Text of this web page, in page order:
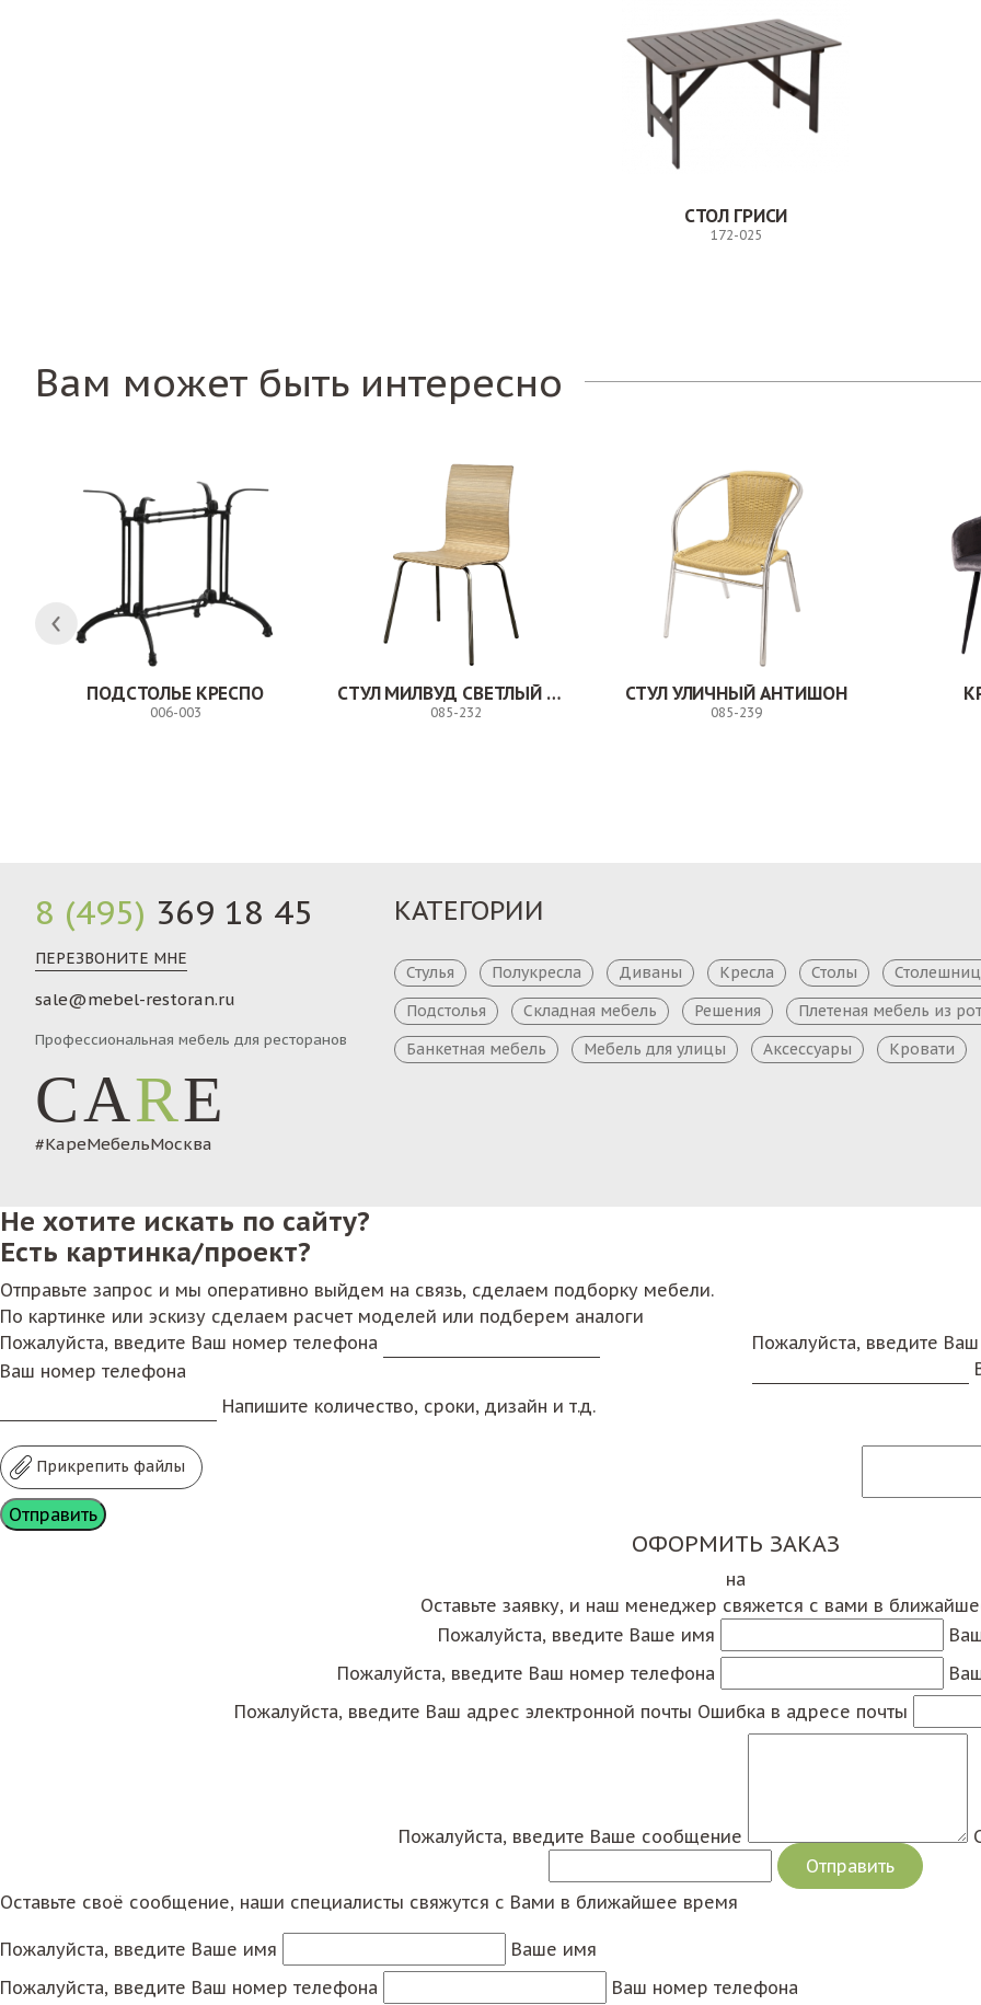
СТОЛ ГРИСИ
172-025
Вам может быть интересно
ПОДСТОЛЬЕ КРЕСПО
006-003
СТУЛ МИЛВУД СВЕТЛЫЙ ШЕЛК
085-232
СТУЛ УЛИЧНЫЙ АНТИШОН
085-239
8 (495) 369 18 45
ПЕРЕЗВОНИТЕ МНЕ
sale@mebel-restoran.ru
Профессиональная мебель для ресторанов
CARE
#КареМебельМосква
КАТЕГОРИИ
Стулья Полукресла Диваны Кресла Столы
Подстолья
Складная мебель Решения
Плетеная мебель из
Банкетная мебель
Мебель для улицы Аксессуары Кровати
Не хотите искать по сайту?
Есть картинка/проект?
Отправьте запрос и мы оперативно выйдем на связь, сделаем подборку мебели.
По картинке или эскизу сделаем расчет моделей или подберем аналоги
Пожалуйста, введите Ваш номер телефона
Ваш номер телефона
Пожалуйста, введите
Напишите количество, сроки, дизайн и т.д.
Прикрепить файлы
ОФОРМИТЬ ЗАКАЗ
на
Оставьте заявку, и наш менеджер свяжется с вами в
Пожалуйста, введите Ваше имя
Пожалуйста, введите Ваш номер телефона
Пожалуйста, введите Ваш адрес электронной почты Ошибка в адресе почты
Пожалуйста, введите Ваше сообщение
Оставьте своё сообщение, наши специалисты свяжутся с Вами в ближайшее время
Пожалуйста, введите Ваше имя
Ваше имя
Пожалуйста, введите Ваш номер телефона
Ваш номер телефона